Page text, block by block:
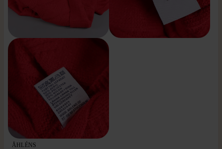
ÅHLÉNS